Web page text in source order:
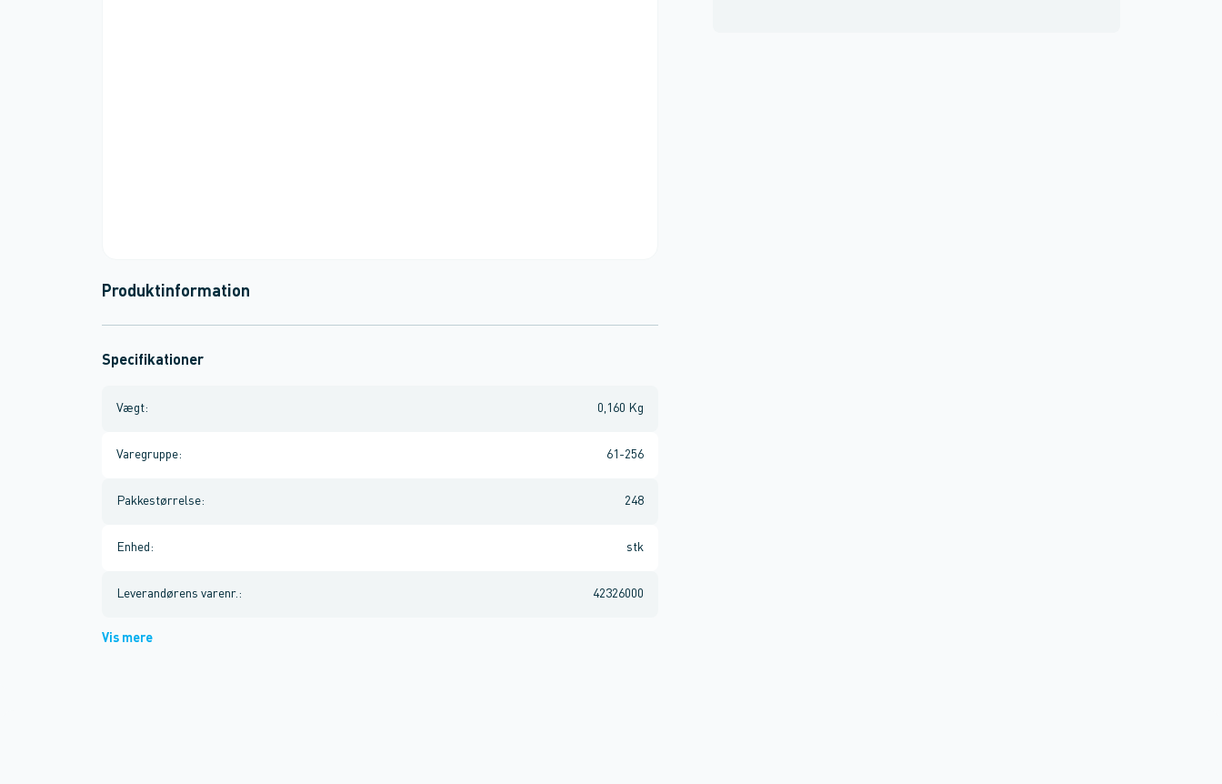
Produktinformation
Specifikationer
Vægt: 0,160 Kg
Varegruppe: 61-256
Pakkestørrelse: 248
Enhed : stk
Leverandørens varenr. : 42326000
Vis mere